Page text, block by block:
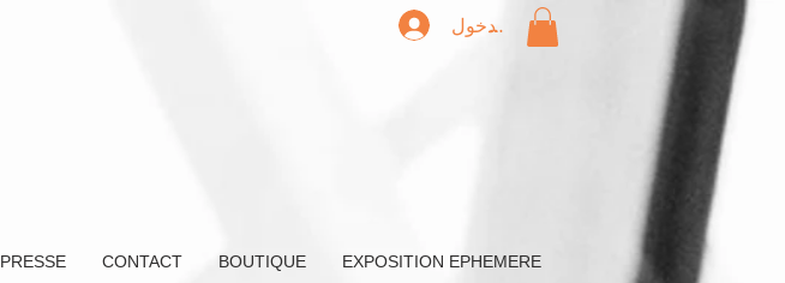
تسجيل الدخول
PRESSE CONTACT BOUTIQUE EXPOSITION EPHEMERE